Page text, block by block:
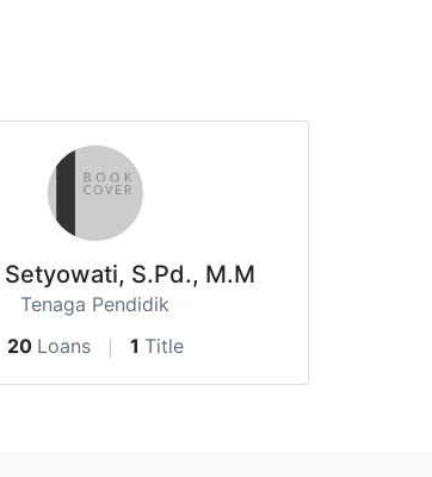
Setyowati, S.Pd., M.M
Tenaga Pendidik
20 Loans 1 Title